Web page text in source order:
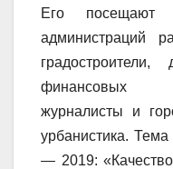
Его посещают
администраций
градостроители,
финансовых
журналисты и
урбанистика.
— 2019: